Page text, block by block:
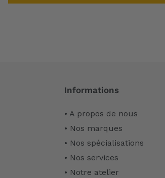
Informations
• A propos de nous
• Nos marques
• Nos spécialisations
• Nos services
• Notre atelier